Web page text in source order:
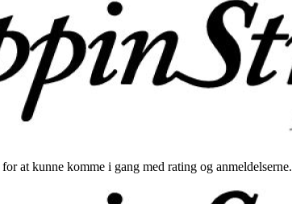
at kunne komme i gang med rating og anmeldelserne.